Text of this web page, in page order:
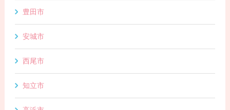
豊田市
安城市
西尾市
知立市